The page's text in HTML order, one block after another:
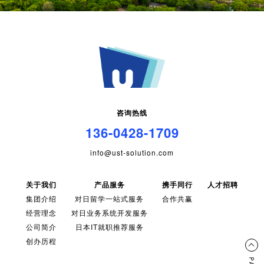
咨询热线
136-0428-1709
info@ust-solution.com
关于我们
集团介绍
经营理念
公司简介
创办历程
产品服务
对日留学一站式服务
对日业务系统开发服务
日本IT就职推荐服务
携手同行
合作共赢
人才招聘